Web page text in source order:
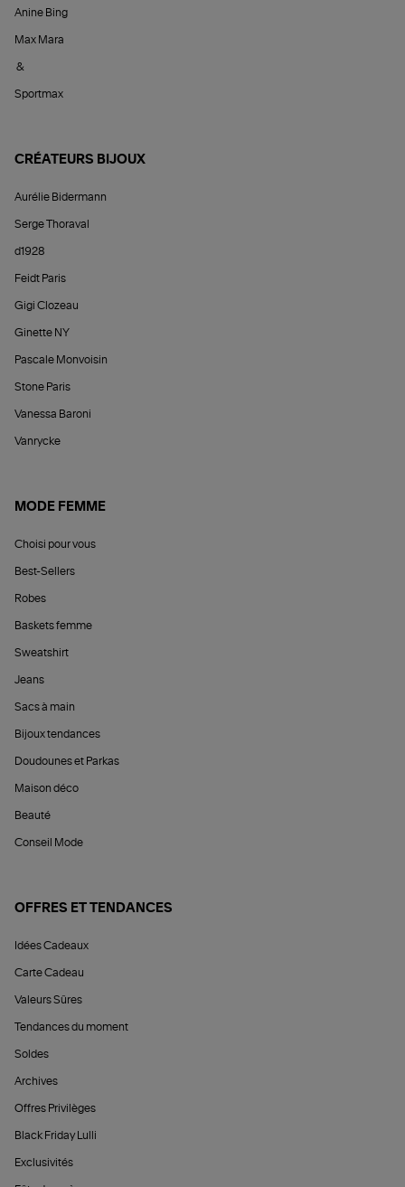
Anine Bing
Max Mara
&
Sportmax
CRÉATEURS BIJOUX
Aurélie Bidermann
Serge Thoraval
d1928
Feidt Paris
Gigi Clozeau
Ginette NY
Pascale Monvoisin
Stone Paris
Vanessa Baroni
Vanrycke
MODE FEMME
Choisi pour vous
Best-Sellers
Robes
Baskets femme
Sweatshirt
Jeans
Sacs à main
Bijoux tendances
Doudounes et Parkas
Maison déco
Beauté
Conseil Mode
OFFRES ET TENDANCES
Idées Cadeaux
Carte Cadeau
Valeurs Sûres
Tendances du moment
Soldes
Archives
Offres Privilèges
Black Friday Lulli
Exclusivités